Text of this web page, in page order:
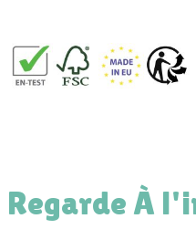
Regarde À